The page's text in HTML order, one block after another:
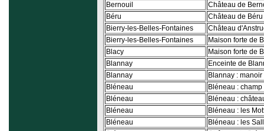
Bernouil
Château de
Béru
Château de Béru
Bierry-les-Belles-Fontaines
Château
Bierry-les-Belles-Fontaines
Maison forte de
Blacy
Maison forte de
Blannay
Enceinte de
Blannay
Blannay :
Bléneau
Bléneau :
Bléneau
Bléneau :
Bléneau
Bléneau : les
Bléneau
Bléneau : les